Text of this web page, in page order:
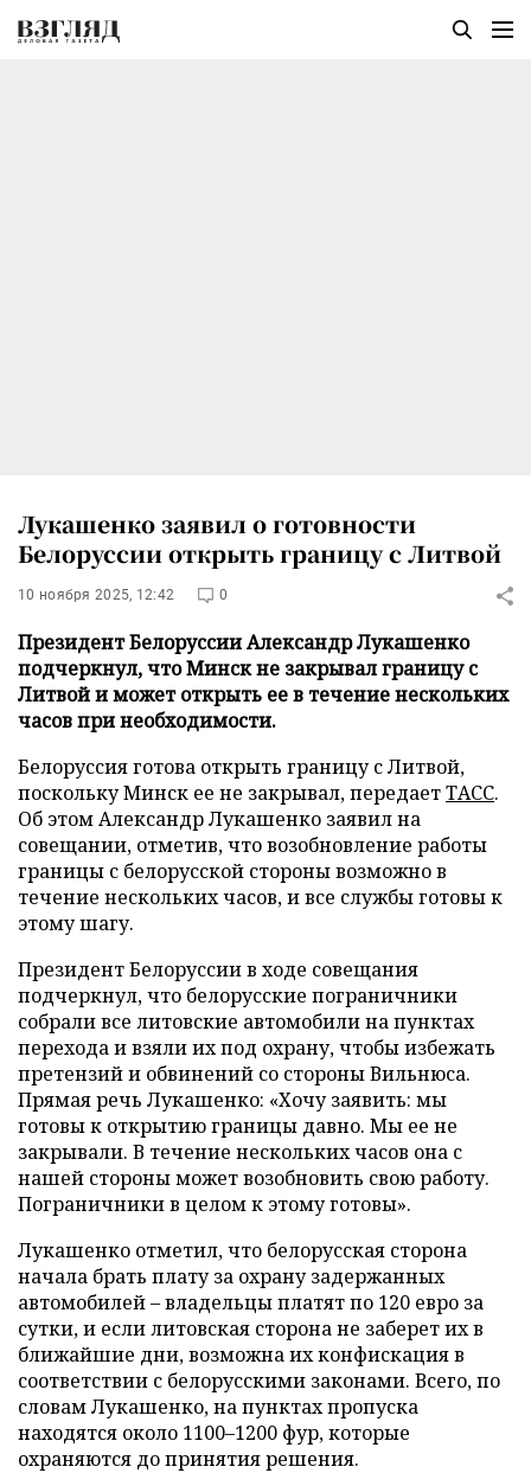
Лукашенко заявил о готовности
Белоруссии открыть границу с Литвой
10 ноября 2025, 12:42 0
Президент Белоруссии Александр Лукашенко
подчеркнул, что Минск не закрывал границу с
Литвой и может открыть ее в течение нескольких
часов при необходимости.
Белоруссия готова открыть границу с Литвой,
поскольку Минск ее не закрывал, передаетТАСС.
Об этом Александр Лукашенко заявил на
совещании, отметив, что возобновление работы
границы с белорусской стороны возможно в
течение нескольких часов, и все службы готовы к
этому шагу.
Президент Белоруссии в ходе совещания
подчеркнул, что белорусские пограничники
собрали все литовские автомобили на пунктах
перехода и взяли их под охрану, чтобы избежать
претензий и обвинений со стороны Вильнюса.
Прямая речь Лукашенко: «Хочу заявить: мы
готовы к открытию границы давно. Мы ее не
закрывали. В течение нескольких часов она с
нашей стороны может возобновить свою работу.
Пограничники в целом к этому готовы».
Лукашенко отметил, что белорусская сторона
начала брать плату за охрану задержанных
автомобилей – владельцы платят по 120 евро за
сутки, и если литовская сторона не заберет их в
ближайшие дни, возможна их конфискация в
соответствии с белорусскими законами. Всего, по
словам Лукашенко, на пунктах пропуска
находятся около 1100–1200 фур, которые
охраняются до принятия решения.